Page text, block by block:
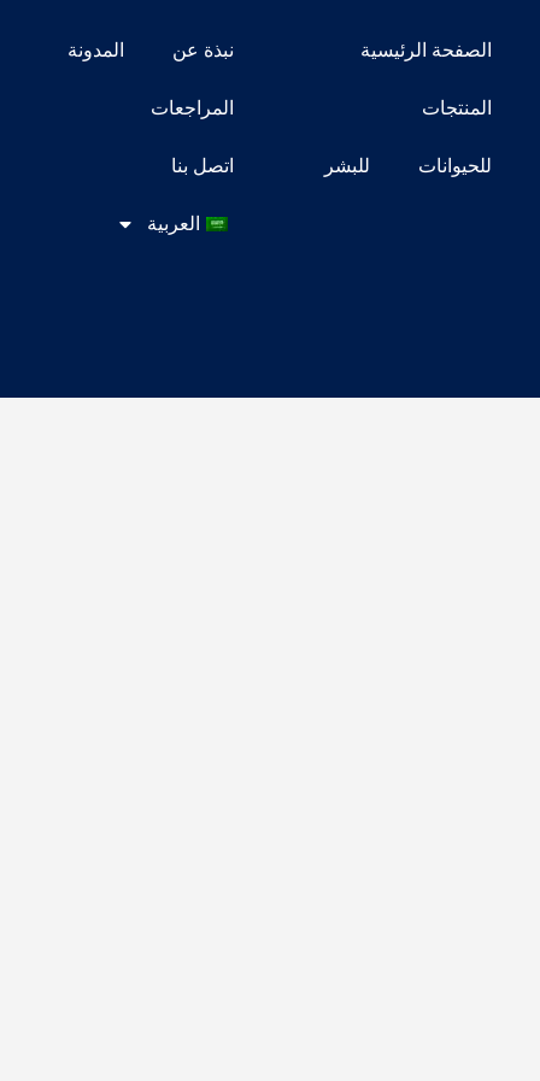
الصفحة الرئيسية
المنتجات
للحيوانات للبشر
نبذة عن المدونة
المراجعات
اتصل بنا
العربية